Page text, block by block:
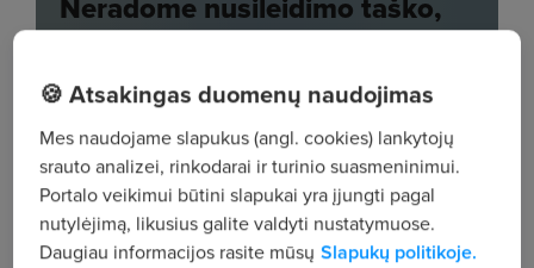
🍪 Atsakingas duomenų naudojimas
Mes naudojame slapukus (angl. cookies) lankytojų
srauto analizei, rinkodarai ir turinio suasmeninimui.
Portalo veikimui būtini slapukai yra įjungti pagal
nutylėjimą, likusius galite valdyti nustatymuose.
Daugiau informacijos rasite mūsų Slapukų politikoje.